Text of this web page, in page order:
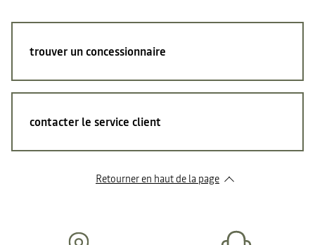
trouver un concessionnaire
contacter le service client
Retourner en haut de la page